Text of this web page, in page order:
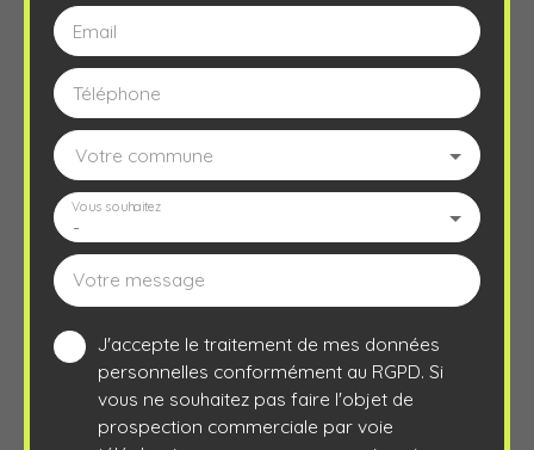
Email
Téléphone
Votre commune
-
Vous souhaitez
Votre message
J'accepte le traitement de mes données
personnelles conformément au RGPD. Si
vous ne souhaitez pas faire l'objet de
prospection commerciale par voie